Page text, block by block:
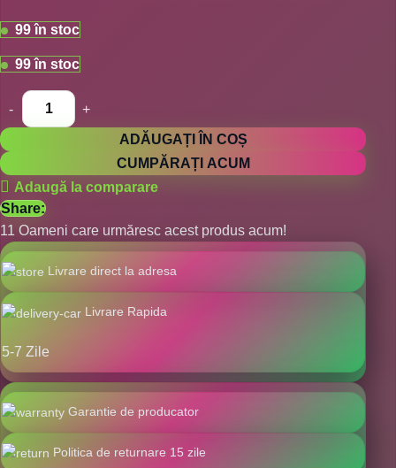
99 în stoc
99 în stoc
ADĂUGAȚI ÎN COȘ
CUMPĂRAȚI ACUM
Adaugă la comparare
Share:
11 Oameni care urmăresc acest produs acum!
Livrare direct la adresa
Livrare Rapida
5-7 Zile
Garantie de producator
Politica de returnare 15 zile